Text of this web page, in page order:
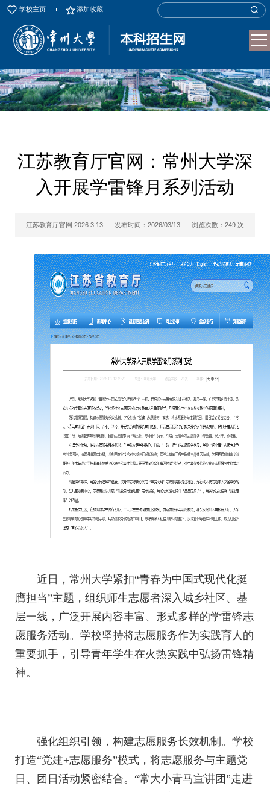
学校主页 添加收藏
江苏教育厅官网：常州大学深
入开展学雷锋月系列活动
江苏教育厅官网 2026.3.13 发布时间：2026/03/13 浏览次数： 249 次
近日，常州大学紧扣“青春为中国式现代化挺
膺担当”主题，组织师生志愿者深入城乡社区、基
层一线，广泛开展内容丰富、形式多样的学雷锋志
愿服务活动。学校坚持将志愿服务作为实践育人的
重要抓手，引导青年学生在火热实践中弘扬雷锋精
神。
强化组织引领，构建志愿服务长效机制。学校
打造“党建+志愿服务”模式，将志愿服务与主题党
日、团日活动紧密结合。“常大小青马宣讲团”走进